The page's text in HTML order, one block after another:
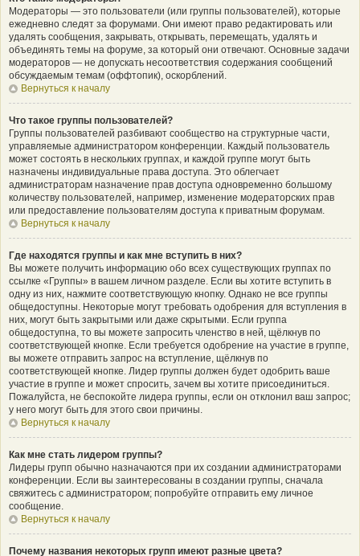
Модераторы — это пользователи (или группы пользователей), которые
ежедневно следят за форумами. Они имеют право редактировать или
удалять сообщения, закрывать, открывать, перемещать, удалять и
объединять темы на форуме, за который они отвечают. Основные задачи
модераторов — не допускать несоответствия содержания сообщений
обсуждаемым темам (оффтопик), оскорблений.
Вернуться к началу
Что такое группы пользователей?
Группы пользователей разбивают сообщество на структурные части,
управляемые администратором конференции. Каждый пользователь
может состоять в нескольких группах, и каждой группе могут быть
назначены индивидуальные права доступа. Это облегчает
администраторам назначение прав доступа одновременно большому
количеству пользователей, например, изменение модераторских прав
или предоставление пользователям доступа к приватным форумам.
Вернуться к началу
Где находятся группы и как мне вступить в них?
Вы можете получить информацию обо всех существующих группах по
ссылке «Группы» в вашем личном разделе. Если вы хотите вступить в
одну из них, нажмите соответствующую кнопку. Однако не все группы
общедоступны. Некоторые могут требовать одобрения для вступления в
них, могут быть закрытыми или даже скрытыми. Если группа
общедоступна, то вы можете запросить членство в ней, щёлкнув по
соответствующей кнопке. Если требуется одобрение на участие в группе,
вы можете отправить запрос на вступление, щёлкнув по
соответствующей кнопке. Лидер группы должен будет одобрить ваше
участие в группе и может спросить, зачем вы хотите присоединиться.
Пожалуйста, не беспокойте лидера группы, если он отклонил ваш запрос;
у него могут быть для этого свои причины.
Вернуться к началу
Как мне стать лидером группы?
Лидеры групп обычно назначаются при их создании администраторами
конференции. Если вы заинтересованы в создании группы, сначала
свяжитесь с администратором; попробуйте отправить ему личное
сообщение.
Вернуться к началу
Почему названия некоторых групп имеют разные цвета?